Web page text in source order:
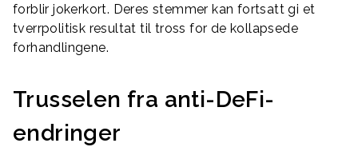
forblir jokerkort. Deres stemmer kan fortsatt gi et
tverrpolitisk resultat til tross for de kollapsede
forhandlingene.
Trusselen fra anti-DeFi-
endringer